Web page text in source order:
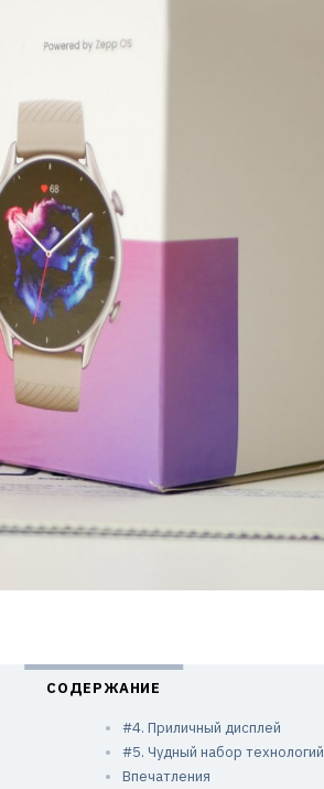
#4. Приличный дисплей
#5. Чудный набор технологий
Впечатления